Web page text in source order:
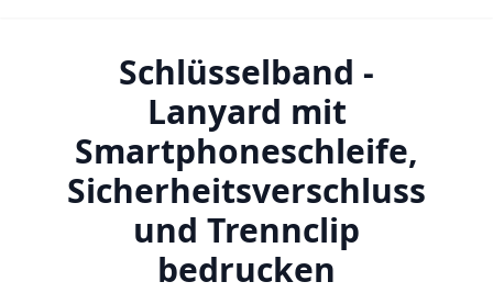
Schlüsselband -
Lanyard mit
Smartphoneschleife,
Sicherheitsverschluss
und Trennclip
bedrucken